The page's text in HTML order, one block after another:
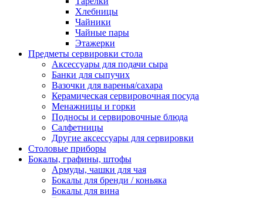
Хлебницы
Чайники
Чайные пары
Этажерки
Предметы сервировки стола
Аксессуары для подачи сыра
Банки для сыпучих
Вазочки для варенья/сахара
Керамическая сервировочная посуда
Менажницы и горки
Подносы и сервировочные блюда
Салфетницы
Другие аксессуары для сервировки
Столовые приборы
Бокалы, графины, штофы
Армуды, чашки для чая
Бокалы для бренди / коньяка
Бокалы для вина